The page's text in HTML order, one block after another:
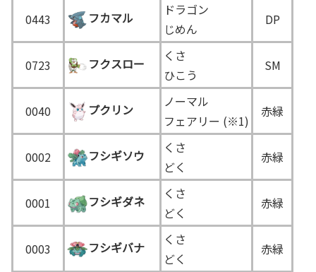
0443 フカマル
ドラゴン
じめん
DP
0723 フクスロー
くさ
ひこう
SM
0040 プクリン
ノーマル
フェアリー (※1)
赤緑
0002 フシギソウ
くさ
どく
赤緑
0001 フシギダネ
くさ
どく
赤緑
0003 フシギバナ
くさ
どく
赤緑